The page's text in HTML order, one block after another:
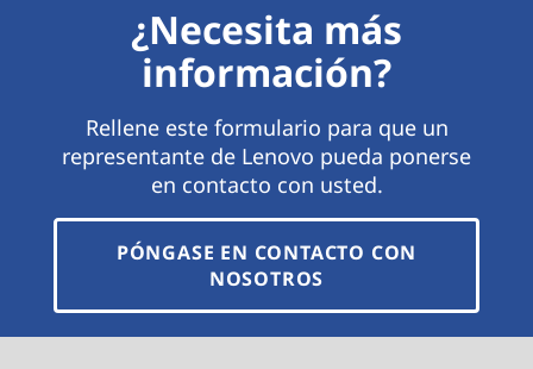
¿Necesita más
información?
Rellene este formulario para que un
representante de Lenovo pueda ponerse
en contacto con usted.
PÓNGASE EN CONTACTO CON
NOSOTROS